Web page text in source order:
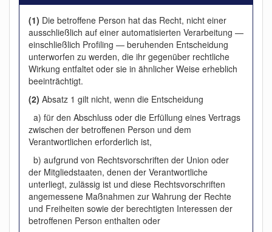
(1) Die betroffene Person hat das Recht, nicht einer
ausschließlich auf einer automatisierten Verarbeitung —
einschließlich Profiling — beruhenden Entscheidung
unterworfen zu werden, die ihr gegenüber rechtliche
Wirkung entfaltet oder sie in ähnlicher Weise erheblich
beeinträchtigt.
(2) Absatz 1 gilt nicht, wenn die Entscheidung
a) für den Abschluss oder die Erfüllung eines Vertrags
zwischen der betroffenen Person und dem
Verantwortlichen erforderlich ist,
b) aufgrund von Rechtsvorschriften der Union oder
der Mitgliedstaaten, denen der Verantwortliche
unterliegt, zulässig ist und diese Rechtsvorschriften
angemessene Maßnahmen zur Wahrung der Rechte
und Freiheiten sowie der berechtigten Interessen der
betroffenen Person enthalten oder